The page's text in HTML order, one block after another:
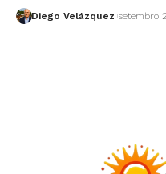
Diego Velázquez setembro